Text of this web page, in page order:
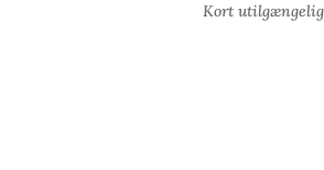
Kort utilgængelig